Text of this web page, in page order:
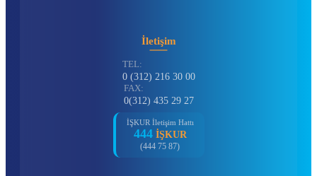
İletişim
TEL:
0 (312) 216 30 00
FAX:
0(312) 435 29 27
İŞKUR İletişim Hattı
444 İŞKUR
(444 75 87)